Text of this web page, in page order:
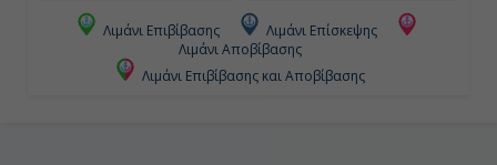
Μύκονος, Ελλάδα
Λιμάνι Επιβίβασης
Λιμάνι Επίσκεψης
Λιμάνι Αποβίβασης
Λιμάνι Επιβίβασης και Αποβίβασης